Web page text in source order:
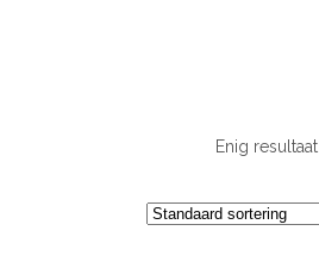
Enig resultaat